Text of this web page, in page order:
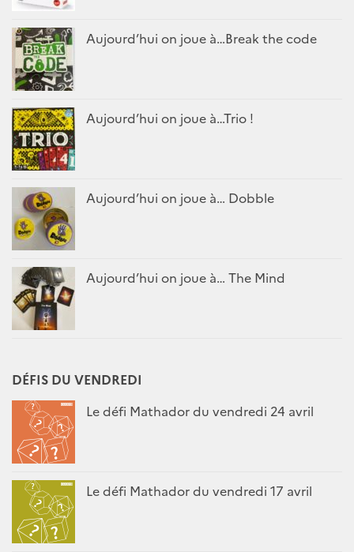
Aujourd’hui on joue à…Break the code
Aujourd’hui on joue à…Trio !
Aujourd’hui on joue à… Dobble
Aujourd’hui on joue à… The Mind
DÉFIS DU VENDREDI
Le défi Mathador du vendredi 24 avril
Le défi Mathador du vendredi 17 avril